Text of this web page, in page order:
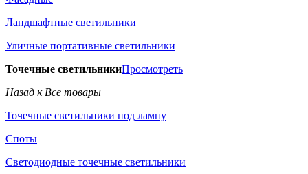
Ландшафтные светильники
Уличные портативные светильники
Точечные светильникиПросмотреть
Назад к Все товары
Точечные светильники под лампу
Споты
Светодиодные точечные светильники